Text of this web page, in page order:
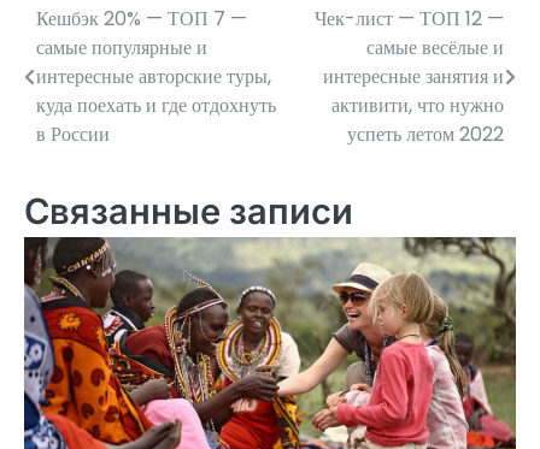
Навигация
по
записям
Кешбэк 20% — ТОП 7 —
самые популярные и
интересные авторские туры,
куда поехать и где отдохнуть
в России
Чек-лист — ТОП 12 —
самые весёлые и
интересные занятия и
активити, что нужно
успеть летом 2022
Связанные записи